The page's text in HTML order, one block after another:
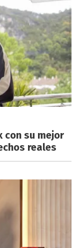
con su mejor
reales